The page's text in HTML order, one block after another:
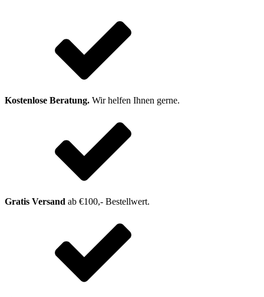
Kostenlose Beratung. Wir helfen Ihnen gerne.
Gratis Versand ab €100,- Bestellwert.